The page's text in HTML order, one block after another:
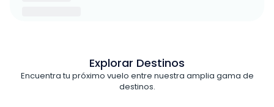
Explorar Destinos
Encuentra tu próximo vuelo entre nuestra amplia gama de
destinos.